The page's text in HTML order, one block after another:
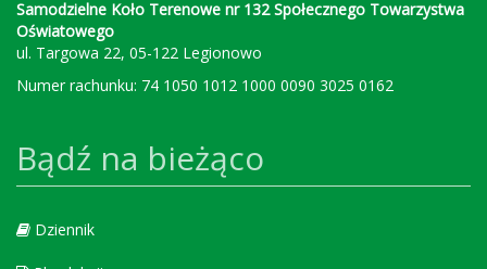
Samodzielne Koło Terenowe nr 132 Społecznego Towarzystwa
Oświatowego
ul. Targowa 22, 05-122 Legionowo
Numer rachunku: 74 1050 1012 1000 0090 3025 0162
Bądź na bieżąco
Dziennik